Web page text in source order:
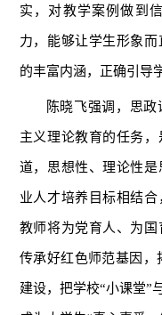
实，对教学案例做到
力，能够让学生形象
的丰富内涵，正确引导
陈晓飞强调，思
主义理论教育的任务
道，思想性、理论性
业人才培养目标相结
教师将为党育人、为
传承好红色师范基因，
建设，把学校“小课堂”